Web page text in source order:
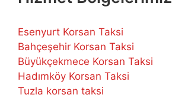
Esenyurt Korsan Taksi
Bahçeşehir Korsan Taksi
Büyükçekmece Korsan Taksi
Hadımköy Korsan Taksi
Tuzla korsan taksi